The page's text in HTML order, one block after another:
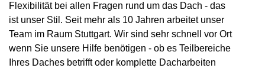
Flexibilität bei allen Fragen rund um das Dach - das
ist unser Stil. Seit mehr als 10 Jahren arbeitet unser
Team im Raum Stuttgart. Wir sind sehr schnell vor Ort
wenn Sie unsere Hilfe benötigen - ob es Teilbereiche
Ihres Daches betrifft oder komplette Dacharbeiten